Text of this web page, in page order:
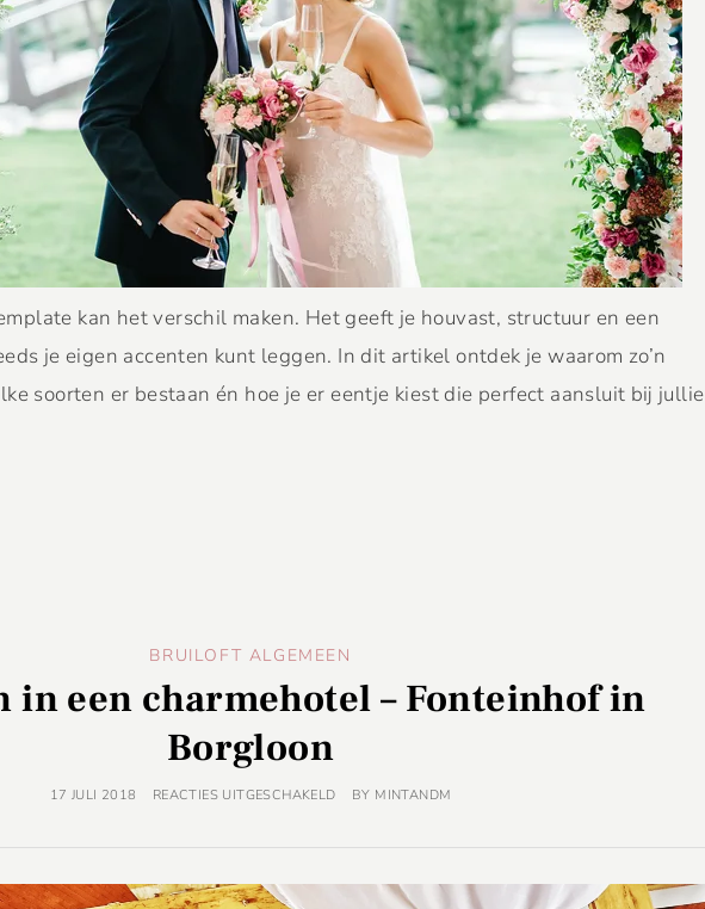
kan het verschil maken. Het geeft je houvast, structuur en een
je eigen accenten kunt leggen. In dit artikel ontdek je waarom zo’n
soorten er bestaan én hoe je er eentje kiest die perfect aansluit bij jullie
BRUILOFT ALGEMEEN
in een charmehotel – Fonteinhof in
Borgloon
17 JULI 2018 REACTIES UITGESCHAKELD BY MINTANDM